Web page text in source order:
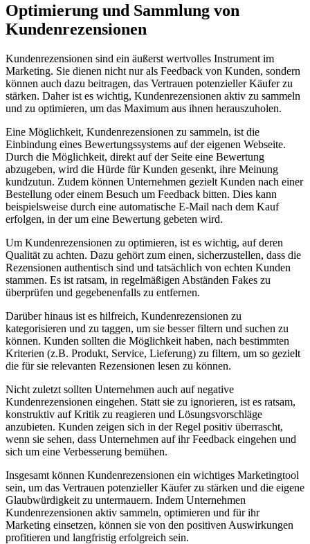
Optimierung und Sammlung von
Kundenrezensionen
Kundenrezensionen sind ein äußerst wertvolles Instrument im
Marketing. Sie dienen nicht nur als Feedback von Kunden, sondern
können auch dazu beitragen, das Vertrauen potenzieller Käufer zu
stärken. Daher ist es wichtig, Kundenrezensionen aktiv zu sammeln
und zu optimieren, um das Maximum aus ihnen herauszuholen.
Eine Möglichkeit, Kundenrezensionen zu sammeln, ist die
Einbindung eines Bewertungssystems auf der eigenen Webseite.
Durch die Möglichkeit, direkt auf der Seite eine Bewertung
abzugeben, wird die Hürde für Kunden gesenkt, ihre Meinung
kundzutun. Zudem können Unternehmen gezielt Kunden nach einer
Bestellung oder einem Besuch um Feedback bitten. Dies kann
beispielsweise durch eine automatische E-Mail nach dem Kauf
erfolgen, in der um eine Bewertung gebeten wird.
Um Kundenrezensionen zu optimieren, ist es wichtig, auf deren
Qualität zu achten. Dazu gehört zum einen, sicherzustellen, dass die
Rezensionen authentisch sind und tatsächlich von echten Kunden
stammen. Es ist ratsam, in regelmäßigen Abständen Fakes zu
überprüfen und gegebenenfalls zu entfernen.
Darüber hinaus ist es hilfreich, Kundenrezensionen zu
kategorisieren und zu taggen, um sie besser filtern und suchen zu
können. Kunden sollten die Möglichkeit haben, nach bestimmten
Kriterien (z.B. Produkt, Service, Lieferung) zu filtern, um so gezielt
die für sie relevanten Rezensionen lesen zu können.
Nicht zuletzt sollten Unternehmen auch auf negative
Kundenrezensionen eingehen. Statt sie zu ignorieren, ist es ratsam,
konstruktiv auf Kritik zu reagieren und Lösungsvorschläge
anzubieten. Kunden zeigen sich in der Regel positiv überrascht,
wenn sie sehen, dass Unternehmen auf ihr Feedback eingehen und
sich um eine Verbesserung bemühen.
Insgesamt können Kundenrezensionen ein wichtiges Marketingtool
sein, um das Vertrauen potenzieller Käufer zu stärken und die eigene
Glaubwürdigkeit zu untermauern. Indem Unternehmen
Kundenrezensionen aktiv sammeln, optimieren und für ihr
Marketing einsetzen, können sie von den positiven Auswirkungen
profitieren und langfristig erfolgreich sein.